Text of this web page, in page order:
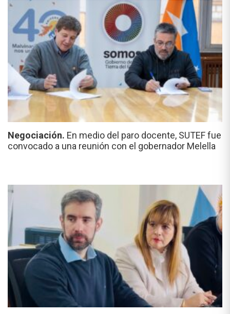
Negociación. En medio del paro docente, SUTEF fue
convocado a una reunión con el gobernador Melella